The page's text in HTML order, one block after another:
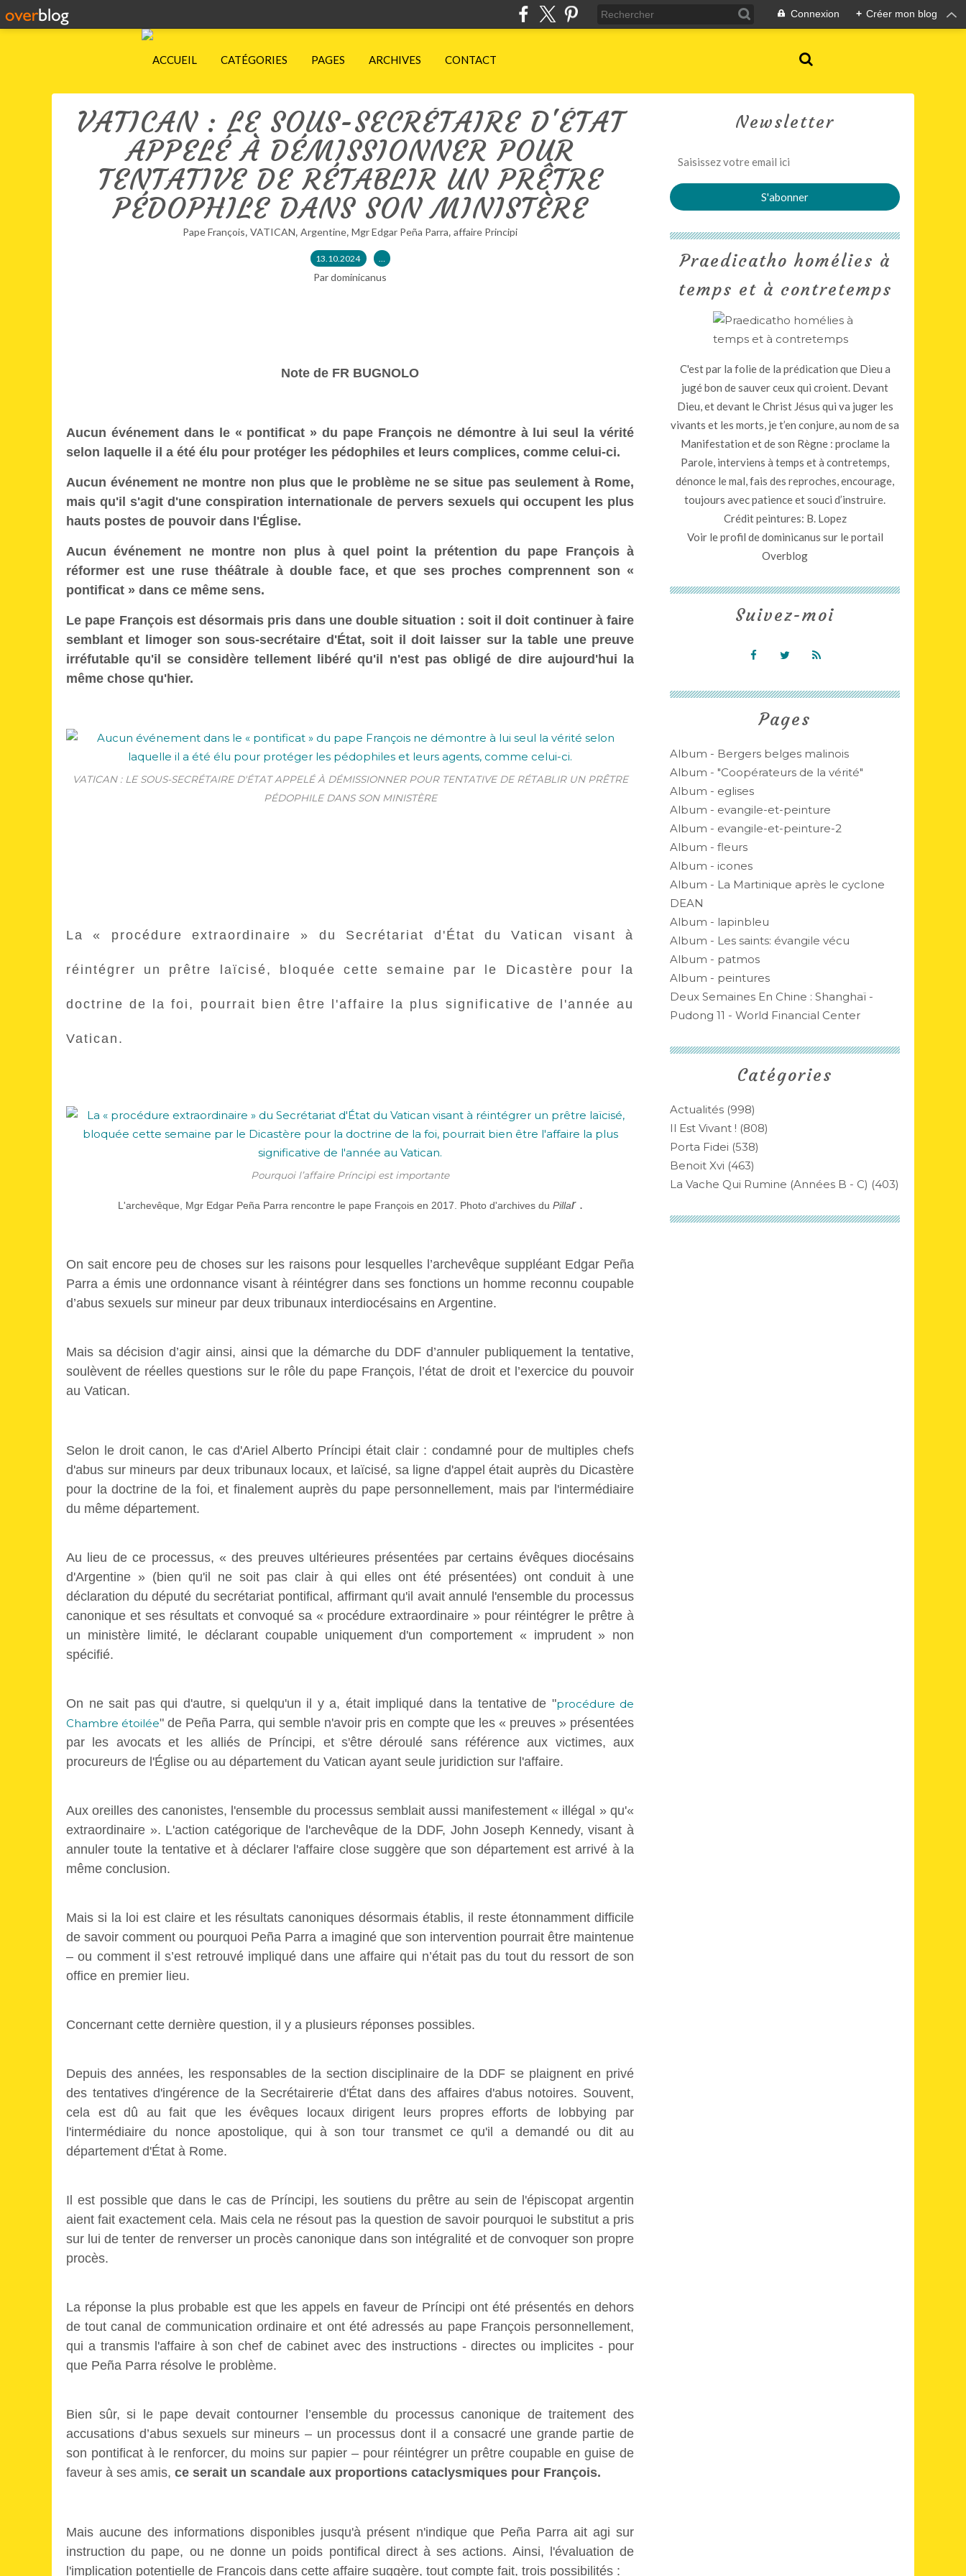
Connexion + Créer mon blog
ACCUEIL CATÉGORIES PAGES ARCHIVES CONTACT
VATICAN : LE SOUS-SECRÉTAIRE D'ÉTAT
APPELÉ À DÉMISSIONNER POUR
TENTATIVE DE RÉTABLIR UN PRÊTRE
PÉDOPHILE DANS SON MINISTÈRE
Pape François, VATICAN, Argentine, Mgr Edgar Peña Parra, affaire Principi
13.10.2024 …
Par dominicanus
Note de FR BUGNOLO
Aucun événement dans le « pontificat » du pape François ne démontre à lui seul la vérité
selon laquelle il a été élu pour protéger les pédophiles et leurs complices, comme celui-ci.
Aucun événement ne montre non plus que le problème ne se situe pas seulement à Rome,
mais qu'il s'agit d'une conspiration internationale de pervers sexuels qui occupent les plus
hauts postes de pouvoir dans l'Église.
Aucun événement ne montre non plus à quel point la prétention du pape François à
réformer est une ruse théâtrale à double face, et que ses proches comprennent son «
pontificat » dans ce même sens.
Le pape François est désormais pris dans une double situation : soit il doit continuer à faire
semblant et limoger son sous-secrétaire d'État, soit il doit laisser sur la table une preuve
irréfutable qu'il se considère tellement libéré qu'il n'est pas obligé de dire aujourd'hui la
même chose qu'hier.
VATICAN : LE SOUS-SECRÉTAIRE D'ÉTAT APPELÉ À DÉMISSIONNER POUR TENTATIVE DE RÉTABLIR UN PRÊTRE
PÉDOPHILE DANS SON MINISTÈRE
La « procédure extraordinaire » du Secrétariat d'État du Vatican visant à
réintégrer un prêtre laïcisé, bloquée cette semaine par le Dicastère pour la
doctrine de la foi, pourrait bien être l'affaire la plus significative de l'année au
Vatican.
Pourquoi l’affaire Príncipi est importante
L'archevêque, Mgr Edgar Peña Parra rencontre le pape François en 2017. Photo d'archives du Pillar.
On sait encore peu de choses sur les raisons pour lesquelles l’archevêque suppléant Edgar Peña
Parra a émis une ordonnance visant à réintégrer dans ses fonctions un homme reconnu coupable
d’abus sexuels sur mineur par deux tribunaux interdiocésains en Argentine.
Mais sa décision d’agir ainsi, ainsi que la démarche du DDF d’annuler publiquement la tentative,
soulèvent de réelles questions sur le rôle du pape François, l’état de droit et l’exercice du pouvoir
au Vatican.
Selon le droit canon, le cas d'Ariel Alberto Príncipi était clair : condamné pour de multiples chefs
d'abus sur mineurs par deux tribunaux locaux, et laïcisé, sa ligne d'appel était auprès du Dicastère
pour la doctrine de la foi, et finalement auprès du pape personnellement, mais par l'intermédiaire
du même département.
Au lieu de ce processus, « des preuves ultérieures présentées par certains évêques diocésains
d'Argentine » (bien qu'il ne soit pas clair à qui elles ont été présentées) ont conduit à une
déclaration du député du secrétariat pontifical, affirmant qu'il avait annulé l'ensemble du processus
canonique et ses résultats et convoqué sa « procédure extraordinaire » pour réintégrer le prêtre à
un ministère limité, le déclarant coupable uniquement d'un comportement « imprudent » non
spécifié.
On ne sait pas qui d'autre, si quelqu'un il y a, était impliqué dans la tentative de "procédure de
Chambre étoilée" de Peña Parra, qui semble n'avoir pris en compte que les « preuves » présentées
par les avocats et les alliés de Príncipi, et s'être déroulé sans référence aux victimes, aux
procureurs de l'Église ou au département du Vatican ayant seule juridiction sur l'affaire.
Aux oreilles des canonistes, l'ensemble du processus semblait aussi manifestement « illégal » qu'«
extraordinaire ». L'action catégorique de l'archevêque de la DDF, John Joseph Kennedy, visant à
annuler toute la tentative et à déclarer l'affaire close suggère que son département est arrivé à la
même conclusion.
Mais si la loi est claire et les résultats canoniques désormais établis, il reste étonnamment difficile
de savoir comment ou pourquoi Peña Parra a imaginé que son intervention pourrait être maintenue
– ou comment il s’est retrouvé impliqué dans une affaire qui n’était pas du tout du ressort de son
office en premier lieu.
Concernant cette dernière question, il y a plusieurs réponses possibles.
Depuis des années, les responsables de la section disciplinaire de la DDF se plaignent en privé
des tentatives d'ingérence de la Secrétairerie d'État dans des affaires d'abus notoires. Souvent,
cela est dû au fait que les évêques locaux dirigent leurs propres efforts de lobbying par
l'intermédiaire du nonce apostolique, qui à son tour transmet ce qu'il a demandé ou dit au
département d'État à Rome.
Il est possible que dans le cas de Príncipi, les soutiens du prêtre au sein de l'épiscopat argentin
aient fait exactement cela. Mais cela ne résout pas la question de savoir pourquoi le substitut a pris
sur lui de tenter de renverser un procès canonique dans son intégralité et de convoquer son propre
procès.
La réponse la plus probable est que les appels en faveur de Príncipi ont été présentés en dehors
de tout canal de communication ordinaire et ont été adressés au pape François personnellement,
qui a transmis l'affaire à son chef de cabinet avec des instructions - directes ou implicites - pour
que Peña Parra résolve le problème.
Bien sûr, si le pape devait contourner l’ensemble du processus canonique de traitement des
accusations d’abus sexuels sur mineurs – un processus dont il a consacré une grande partie de
son pontificat à le renforcer, du moins sur papier – pour réintégrer un prêtre coupable en guise de
faveur à ses amis, ce serait un scandale aux proportions cataclysmiques pour François.
Mais aucune des informations disponibles jusqu'à présent n'indique que Peña Parra ait agi sur
instruction du pape, ou ne donne un poids pontifical direct à ses actions. Ainsi, l'évaluation de
l'implication potentielle de François dans cette affaire suggère, tout compte fait, trois possibilités :
Newsletter
Catégories
Actualités (998)
Il Est Vivant ! (808)
Porta Fidei (538)
Benoit Xvi (463)
La Vache Qui Rumine (années B - C) (403)
Pages
Album - Bergers belges malinois
Album - "Coopérateurs de la vérité"
Album - eglises
Album - evangile-et-peinture
Album - evangile-et-peinture-2
Album - fleurs
Album - icones
Album - La Martinique après le cyclone
DEAN
Album - lapinbleu
Album - Les saints: évangile vécu
Album - patmos
Album - peintures
Deux Semaines En Chine : Shanghaï -
Pudong 11 - World Financial Center
Praedicatho homélies à
temps et à contretemps
C'est par la folie de la prédication que Dieu a
jugé bon de sauver ceux qui croient. Devant
Dieu, et devant le Christ Jésus qui va juger les
vivants et les morts, je t’en conjure, au nom de sa
Manifestation et de son Règne : proclame la
Parole, interviens à temps et à contretemps,
dénonce le mal, fais des reproches, encourage,
toujours avec patience et souci d’instruire.
Crédit peintures: B. Lopez
Voir le profil dedominicanus sur le portail
Overblog
Suivez-moi